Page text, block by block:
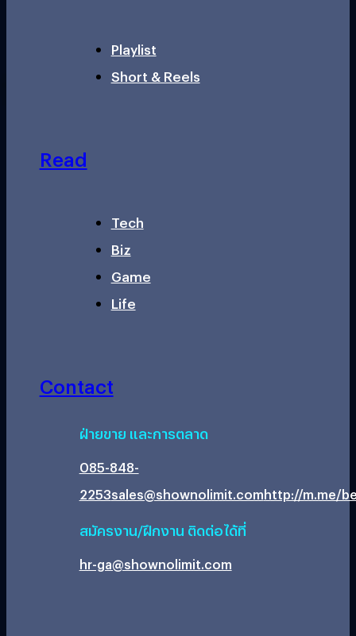
Playlist
Short & Reels
Read
Tech
Biz
Game
Life
Contact
ฝ่ายขาย และการตลาด
085-848-
2253sales@shownolimit.comhttp://m.me/
สมัครงาน/ฝึกงาน ติดต่อได้ที่
hr-ga@shownolimit.com